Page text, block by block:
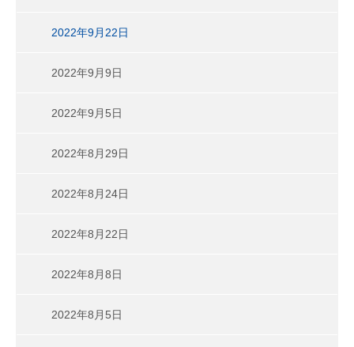
2022年9月22日
2022年9月9日
2022年9月5日
2022年8月29日
2022年8月24日
2022年8月22日
2022年8月8日
2022年8月5日